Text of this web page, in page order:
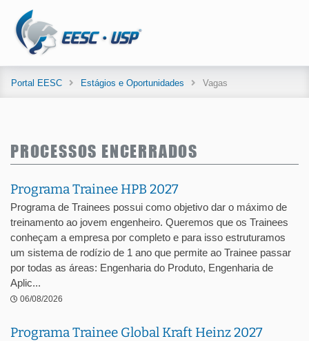
Portal EESC Estágios e Oportunidades Vagas
PROCESSOS ENCERRADOS
Programa Trainee HPB 2027
Programa de Trainees possui como objetivo dar o máximo de
treinamento ao jovem engenheiro. Queremos que os Trainees
conheçam a empresa por completo e para isso estruturamos
um sistema de rodízio de 1 ano que permite ao Trainee passar
por todas as áreas: Engenharia do Produto, Engenharia de
Aplic...
06/08/2026
Programa Trainee Global Kraft Heinz 2027